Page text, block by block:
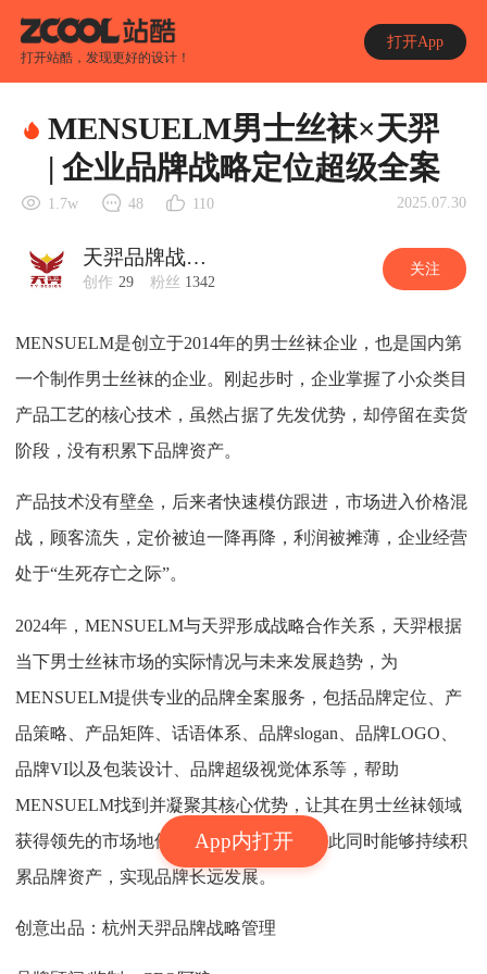
打开站酷，发现更好的设计！
打开App
App内打开
MENSUELM男士丝袜×天羿
| 企业品牌战略定位超级全案
1.7w 48 110 2025.07.30
天羿品牌战略视觉
创作 29 粉丝 1342
关注
MENSUELM是创立于2014年的男士丝袜企业，也是国内第
一个制作男士丝袜的企业。刚起步时，企业掌握了小众类目
产品工艺的核心技术，虽然占据了先发优势，却停留在卖货
阶段，没有积累下品牌资产。
产品技术没有壁垒，后来者快速模仿跟进，市场进入价格混
战，顾客流失，定价被迫一降再降，利润被摊薄，企业经营
处于“生死存亡之际”。
2024年，MENSUELM与天羿形成战略合作关系，天羿根据
当下男士丝袜市场的实际情况与未来发展趋势，为
MENSUELM提供专业的品牌全案服务，包括品牌定位、产
品策略、产品矩阵、话语体系、品牌slogan、品牌LOGO、
品牌VI以及包装设计、品牌超级视觉体系等，帮助
MENSUELM找到并凝聚其核心优势，让其在男士丝袜领域
获得领先的市场地位，凸显其独特性，与此同时能够持续积
累品牌资产，实现品牌长远发展。
创意出品：杭州天羿品牌战略管理